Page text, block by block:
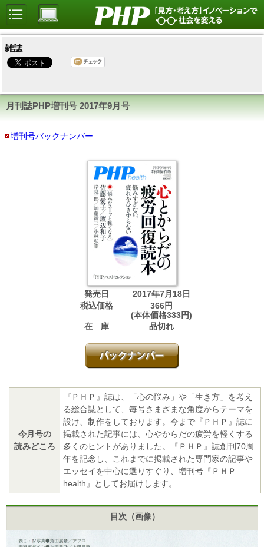
雑誌
月刊誌PHP増刊号 2017年9月号
増刊号バックナンバー
発売日
2017年7月18日
税込価格
366円
(本体価格333円)
在 庫
品切れ
今月号の
読みどころ
『ＰＨＰ』誌は、「心の悩み」や「生き方」を考え
る総合誌として、毎号さまざまな角度からテーマを
設け、制作をしております。今まで『ＰＨＰ』誌に
掲載された記事には、心やからだの疲労を軽くする
多くのヒントがありました。『ＰＨＰ』誌創刊70周
年を記念し、これまでに掲載された専門家の記事や
エッセイを中心に選りすぐり、増刊号『ＰＨＰ
health』としてお届けします。
目次（画像）